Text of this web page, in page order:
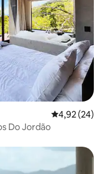
4,92 de uma
4,92 (24)
Do Jordão